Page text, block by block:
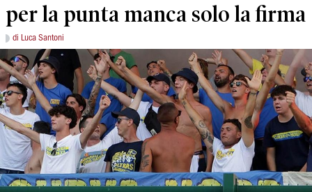
per la punta manca solo la firma
di Luca Santoni